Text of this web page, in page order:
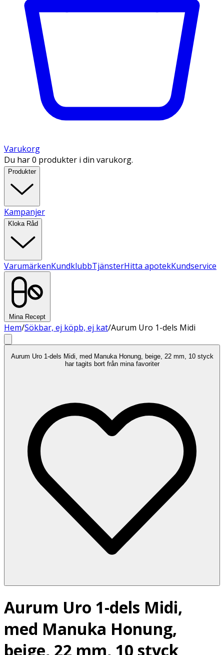
Varukorg
Du har 0 produkter i din varukorg.
Produkter
Kampanjer
Kloka Råd
VarumärkenKundklubbTjänsterHitta apotekKundservice
Mina Recept
Hem/Sökbar, ej köpb, ej kat/Aurum Uro 1-dels Midi
Aurum Uro 1-dels Midi, med Manuka Honung, beige, 22 mm, 10 styck
har tagits bort från mina favoriter
Aurum Uro 1-dels Midi,
med Manuka Honung,
beige, 22 mm, 10 styck